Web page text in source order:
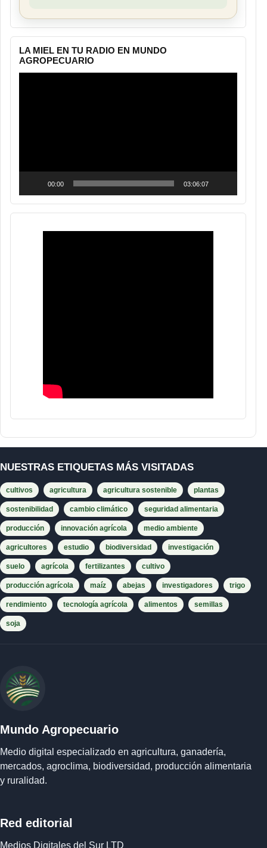
LA MIEL EN TU RADIO EN MUNDO
AGROPECUARIO
00:00 03:06:07
NUESTRAS ETIQUETAS MÁS VISITADAS
cultivos agricultura agricultura sostenible plantas
sostenibilidad cambio climático seguridad alimentaria
producción innovación agrícola medio ambiente
agricultores estudio biodiversidad investigación
suelo agrícola fertilizantes cultivo
producción agrícola maíz abejas investigadores trigo
rendimiento tecnología agrícola alimentos semillas
soja
Mundo Agropecuario
Medio digital especializado en agricultura, ganadería,
mercados, agroclima, biodiversidad, producción alimentaria
y ruralidad.
Red editorial
Medios Digitales del Sur LTD